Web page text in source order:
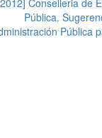
Conselleria de
Pública.
Pública